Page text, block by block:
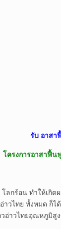
รับ อาสา
โครงการอาสาฟื้น
น ทำให้เกิดผล
าวไทย ทั้งหมด ก็
อ่าวไทยอุณหภูมิสู